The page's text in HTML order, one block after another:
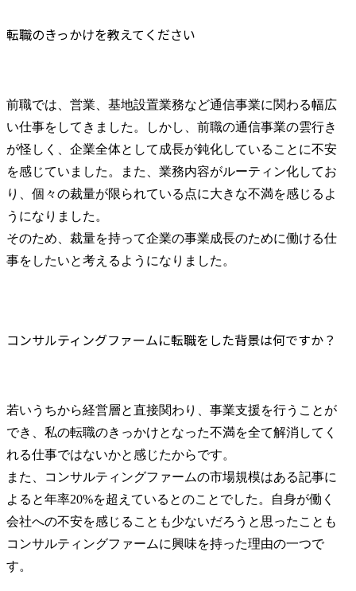
転職のきっかけを教えてください
前職では、営業、基地設置業務など通信事業に関わる幅広
い仕事をしてきました。しかし、前職の通信事業の雲行き
が怪しく、企業全体として成長が鈍化していることに不安
を感じていました。また、業務内容がルーティン化してお
り、個々の裁量が限られている点に大きな不満を感じるよ
うになりました。
そのため、裁量を持って企業の事業成長のために働ける仕
事をしたいと考えるようになりました。
コンサルティングファームに転職をした背景は何ですか？
若いうちから経営層と直接関わり、事業支援を行うことが
でき、私の転職のきっかけとなった不満を全て解消してく
れる仕事ではないかと感じたからです。
また、コンサルティングファームの市場規模はある記事に
よると年率20%を超えているとのことでした。自身が働く
会社への不安を感じることも少ないだろうと思ったことも
コンサルティングファームに興味を持った理由の一つで
す。